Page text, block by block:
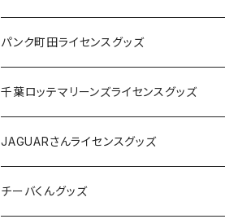
ステッカー
缶バッジ
ホテルキーホルダー
缶バッジ
アクリルキーホルダー
ホテルキーホルダー
クリアファイル
Tシャツ
キャップ
バッグ
ステッカー
パンク町田ライセンスグッズ
Tシャツ
キャップ
バッグ
千葉ロッテマリーンズライセンスグッズ
ステッカー
ステッカー
缶バッジ
JAGUARさんライセンスグッズ
Tシャツ
チーバくんグッズ